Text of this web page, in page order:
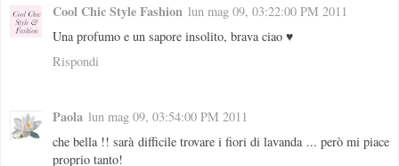
Cool Chic Style Fashion lun mag 09, 03:22:00 PM 2011
Una profumo e un sapore insolito, brava ciao ♥
Rispondi
Paola lun mag 09, 03:54:00 PM 2011
che bella !! sarà difficile trovare i fiori di lavanda ... però mi piace
proprio tanto!